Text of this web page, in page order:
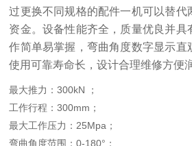
过更换不同规格的配件一机可以替代
资金。设备性能齐全，质量优良并具
作简单易掌握，弯曲角度数字显示直
使用可靠寿命长，设计合理维修方便
最大推力：300kN ；
工作行程：300mm；
最大工作压力：25Mpa；
弯曲角度范围：0-180°；